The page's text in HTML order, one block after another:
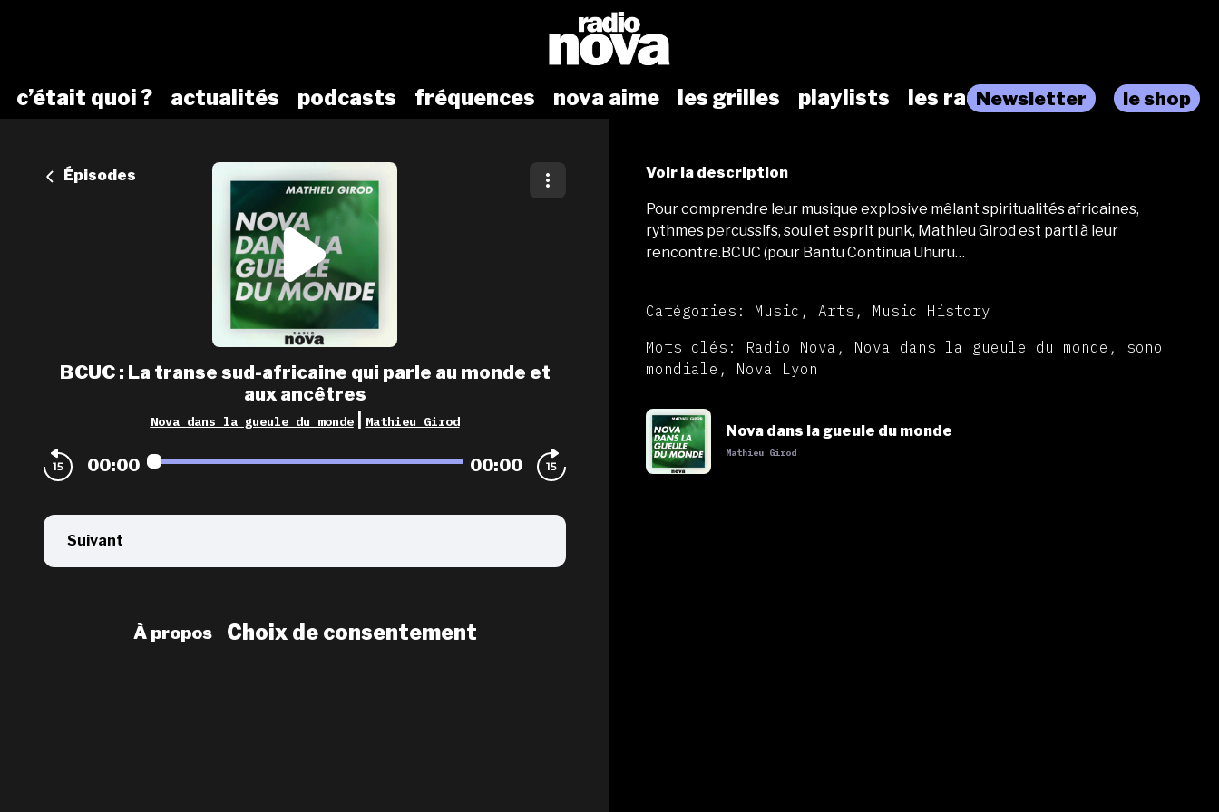
c’était quoi ? actualités podcasts fréquences nova aime les grilles playlists les radiosNewsletter le shop
Épisodes
BCUC : La transe sud-africaine qui parle au monde et
aux ancêtres
Nova dans la gueule du monde Mathieu Girod
00:00 00:00
Suivant
À propos Choix de consentement
Voir la description
Pour comprendre leur musique explosive mêlant spiritualités africaines,
rythmes percussifs, soul et esprit punk, Mathieu Girod est parti à leur
rencontre.BCUC (pour Bantu Continua Uhuru…
Catégories: Music, Arts, Music History
Mots clés: Radio Nova, Nova dans la gueule du monde, sono
mondiale, Nova Lyon
Nova dans la gueule du monde
Mathieu Girod